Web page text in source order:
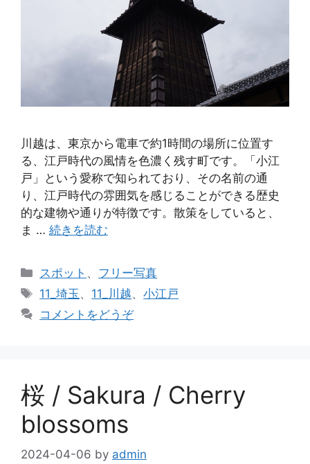
川越は、東京から電車で約1時間の場所に位置す
る、江戸時代の風情を色濃く残す町です。「小江
戸」という愛称で知られており、その名前の通
り、江戸時代の雰囲気を感じることができる歴史
的な建物や通りが特徴です。散策をしていると、
ま … 続きを読む
カ
テ
リ
スポット 、 フリー写真
タ
11_埼玉 、 11_川越、小江戸
コメントをどうぞ
桜 / Sakura / Cherry
blossoms
2024-04-06 by admin